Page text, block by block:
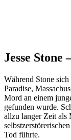
Jesse Stone
Während Stone
Paradise,
Mord an einem
gefunden wurde.
allzu langer Zeit als
Tod führte.